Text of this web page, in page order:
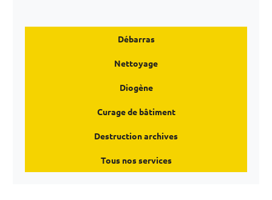
Débarras
Nettoyage
Diogène
Curage de bâtiment
Destruction archives
Tous nos services